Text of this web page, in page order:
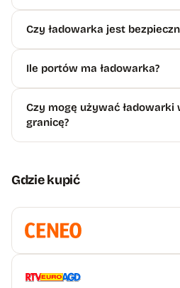
Czy ładowarka jest
Ile portów ma ładowarka?
Czy mogę używać ładowarki
granicę?
Gdzie kupić